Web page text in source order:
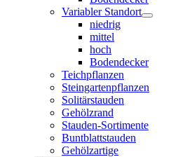
Variabler Standort
niedrig
mittel
hoch
Bodendecker
Teichpflanzen
Steingartenpflanzen
Solitärstauden
Gehölzrand
Stauden-Sortimente
Buntblattstauden
Gehölzartige